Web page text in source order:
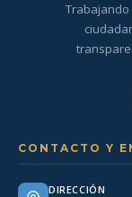
CONTACTO Y
DIRECCIÓN